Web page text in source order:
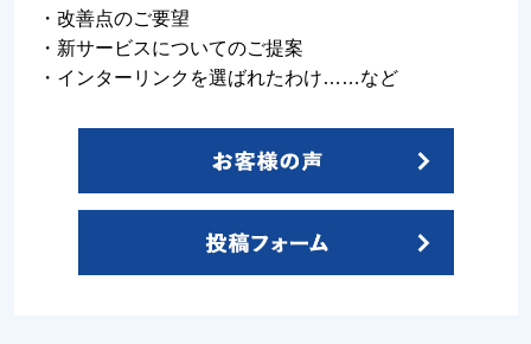
・改善点のご要望
・新サービスについてのご提案
・インターリンクを選ばれたわけ……など